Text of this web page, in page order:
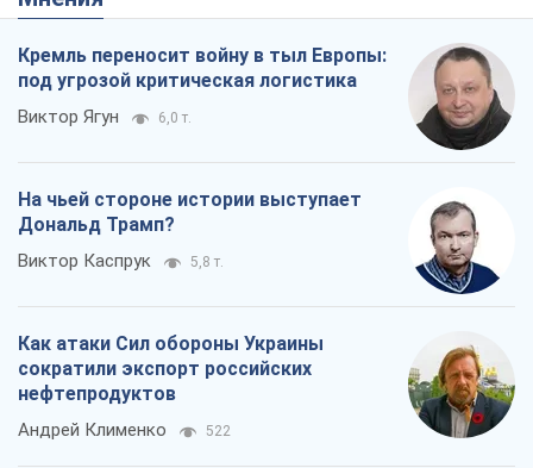
Кремль переносит войну в тыл Европы:
под угрозой критическая логистика
Виктор Ягун 6,0 т.
На чьей стороне истории выступает
Дональд Трамп?
Виктор Каспрук 5,8 т.
Как атаки Сил обороны Украины
сократили экспорт российских
нефтепродуктов
Андрей Клименко 522